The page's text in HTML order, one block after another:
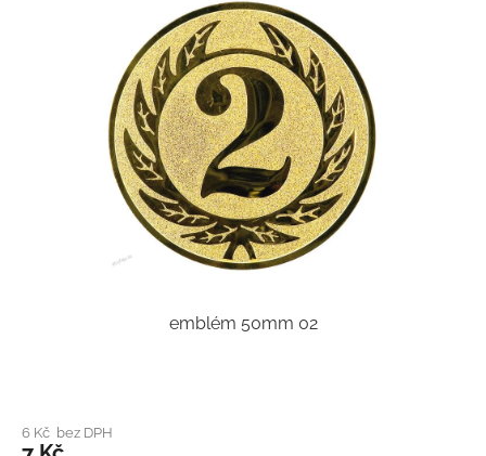
emblém 50mm 02
6 Kč bez DPH